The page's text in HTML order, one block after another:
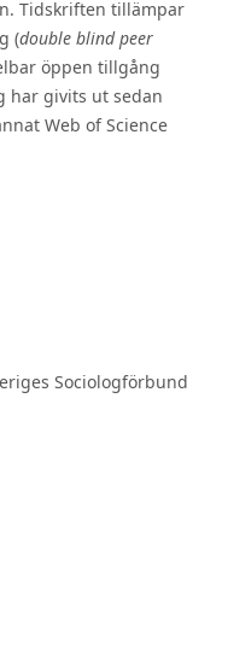
Tidskriften tillämpar
(double blind peer
öppen tillgång
har givits ut sedan
Web of Science
Sociologförbund